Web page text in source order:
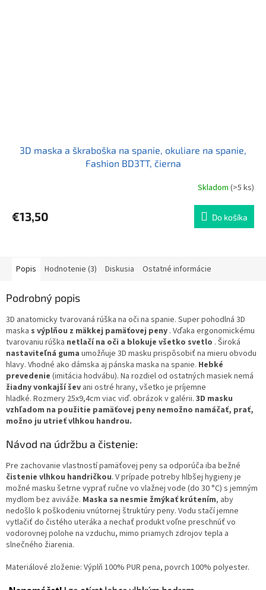
3D maska a škraboška na spanie, okuliare na spanie,
Fashion BD3TT, čierna
Skladom (>5 ks)
€13,50 Do košíka
Popis Hodnotenie (3) Diskusia Ostatné informácie
Podrobný popis
3D anatomicky tvarovaná rúška na oči na spanie. Super pohodlná 3D
maska ​​s výplňou z mäkkej pamäťovej peny . Vďaka ergonomickému
tvarovaniu rúška netlačí na oči a blokuje všetko svetlo . Široká
nastaviteľná guma umožňuje 3D masku prispôsobiť na mieru obvodu
hlavy. Vhodné ako dámska aj pánska maska ​​na spanie. Hebké
prevedenie (imitácia hodvábu). Na rozdiel od ostatných masiek nemá
žiadny vonkajší šev ani ostré hrany, všetko je príjemne
hladké. Rozmery 25x9,4cm viac viď. obrázok v galérii. 3D masku
vzhľadom na použitie pamäťovej peny nemožno namáčať, prať,
možno ju utrieť vlhkou handrou.
Návod na údržbu a čistenie:
Pre zachovanie vlastností pamäťovej peny sa odporúča iba bežné
čistenie vlhkou handričkou. V prípade potreby hlbšej hygieny je
možné masku šetrne vyprať ručne vo vlažnej vode (do 30 °C) s jemným
mydlom bez aviváže. Maska sa nesmie žmýkať krútením, aby
nedošlo k poškodeniu vnútornej štruktúry peny. Vodu stačí jemne
vytlačiť do čistého uteráka a nechať produkt voľne preschnúť vo
vodorovnej polohe na vzduchu, mimo priamych zdrojov tepla a
slnečného žiarenia.
Materiálové zloženie: Výplň 100% PUR pena, povrch 100% polyester.